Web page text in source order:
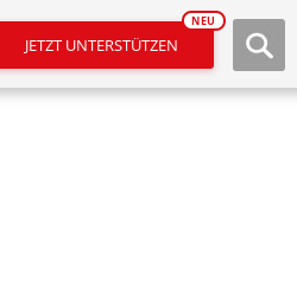
JETZT UNTERSTÜTZEN
NEU